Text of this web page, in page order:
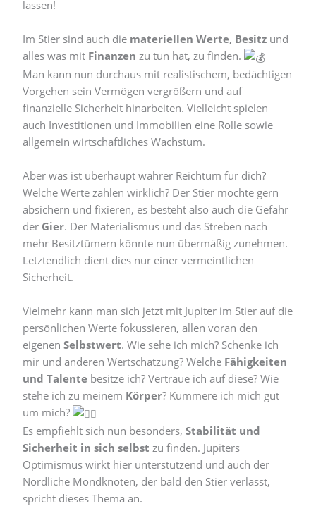
lassen!
Im Stier sind auch die materiellen Werte, Besitz und
alles was mit Finanzen zu tun hat, zu finden.
Man kann nun durchaus mit realistischem, bedächtigen
Vorgehen sein Vermögen vergrößern und auf
finanzielle Sicherheit hinarbeiten. Vielleicht spielen
auch Investitionen und Immobilien eine Rolle sowie
allgemein wirtschaftliches Wachstum.
Aber was ist überhaupt wahrer Reichtum für dich?
Welche Werte zählen wirklich? Der Stier möchte gern
absichern und fixieren, es besteht also auch die Gefahr
der Gier. Der Materialismus und das Streben nach
mehr Besitztümern könnte nun übermäßig zunehmen.
Letztendlich dient dies nur einer vermeintlichen
Sicherheit.
Vielmehr kann man sich jetzt mit Jupiter im Stier auf die
persönlichen Werte fokussieren, allen voran den
eigenenSelbstwert. Wie sehe ich mich? Schenke ich
mir und anderen Wertschätzung? Welche Fähigkeiten
und Talente besitze ich? Vertraue ich auf diese? Wie
stehe ich zu meinem Körper? Kümmere ich mich gut
um mich?
Es empfiehlt sich nun besonders,Stabilität und
Sicherheit in sich selbst zu finden. Jupiters
Optimismus wirkt hier unterstützend und auch der
Nördliche Mondknoten, der bald den Stier verlässt,
spricht dieses Thema an.